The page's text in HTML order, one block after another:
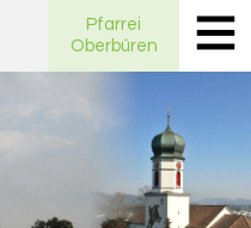
Pfarrei
Oberbüren